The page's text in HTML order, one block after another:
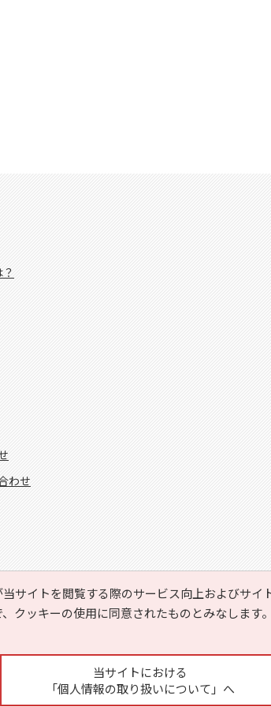
サイトを閲覧する際のサービス向上およびサ
クッキーの使用に同意されたものとみなします
当サイトにおける
「個人情報の取り扱いについて」へ
わせ
Copyright ©